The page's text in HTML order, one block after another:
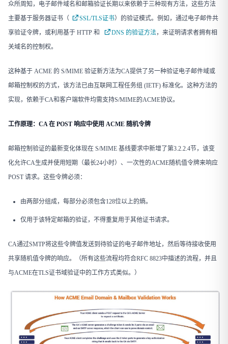
众所周知，电子邮件域名和邮箱验证长期以来依赖于三种现有方法，这些方法
主要基于服务器证书（
SSL/TLS证书）的验证模式。例如，通过电子邮件共
享验证令牌，或利用基于 HTTP 和
DNS 的验证方法，来证明请求者拥有相
关域名的控制权。
这种基于 ACME 的 S/MIME 验证新方法为CA提供了另一种验证电子邮件域或
邮箱控制权的方式，该方法已由互联网工程任务组 (IETF) 标准化。这种方法的
实现，依赖于CA和客户端软件均需支持S/MIME的ACME协议。
工作原理：CA 在 POST 响应中使用 ACME 随机令牌
邮箱控制验证的最新变化体现在 S/MIME 基线要求中新增了第3.2.2.4节，该变
化允许CA生成并使用短期（最长24小时）、一次性的ACME随机值令牌来响应
POST 请求。这些令牌必须：
由两部分组成，每部分必须包含128位以上的熵。
仅用于该特定邮箱的验证，不得重复用于其他证书请求。
CA通过SMTP将这些令牌值发送到待验证的电子邮件地址，然后等待接收使用
共享随机值令牌的响应。（所有这些流程均符合RFC 8823中描述的流程，并且
与ACME在TLS证书域验证中的工作方式类似。）